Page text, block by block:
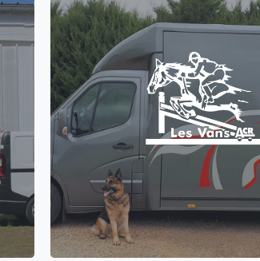
Création du site vitrine WordPress
société Les Vans ACR qui
des camions pour le transport de